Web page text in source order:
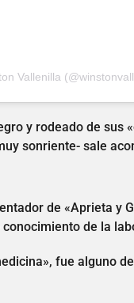
Vallenilla
y rodeado de sus
sonriente- sale
de «Aprieta y
de la
fue alguno